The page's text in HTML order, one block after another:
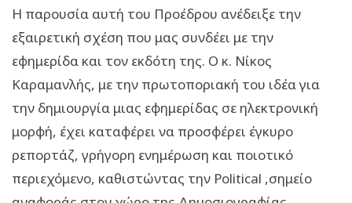
Η παρουσία αυτή του Προέδρου ανέδειξε την
εξαιρετική σχέση που μας συνδέει με την
εφημερίδα και τον εκδότη της. Ο κ. Νίκος
Καραμανλής, με την πρωτοποριακή του ιδέα για
την δημιουργία μιας εφημερίδας σε ηλεκτρονική
μορφή, έχει καταφέρει να προσφέρει έγκυρο
ρεπορτάζ, γρήγορη ενημέρωση και ποιοτικό
περιεχόμενο, καθιστώντας την Political ,σημείο